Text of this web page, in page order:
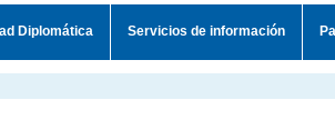
Diplomática Servicios de información